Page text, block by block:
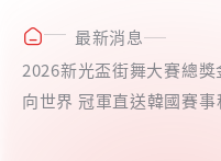
最新消息
2026新光盃街舞大賽總
向世界 冠軍直送韓國賽事